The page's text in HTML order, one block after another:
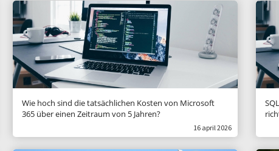
Wie hoch sind die tatsächlichen Kosten von Microsoft
365 über einen Zeitraum von 5 Jahren?
16 april 2026